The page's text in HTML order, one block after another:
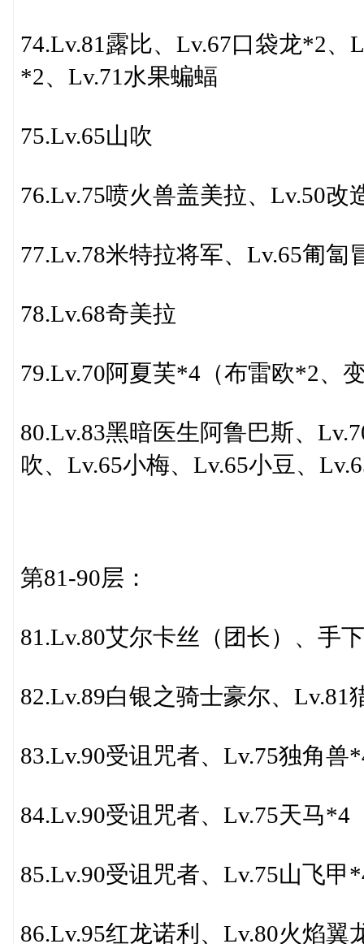
74.Lv.81露比、Lv.67口袋龙*2
*2、Lv.71水果蝙蝠
75.Lv.65山吹
76.Lv.75喷火兽盖美拉、Lv.50改
77.Lv.78米特拉将军、Lv.65匍匐
78.Lv.68奇美拉
79.Lv.70阿夏芙*4（布雷欧*2、
80.Lv.83黑暗医生阿鲁巴斯、
吹、Lv.65小梅、Lv.65小豆、
第81-90层：
81.Lv.80艾尔卡丝（团长）、手
82.Lv.89白银之骑士豪尔、
83.Lv.90受诅咒者、Lv.75独角兽
84.Lv.90受诅咒者、Lv.75天马*4
85.Lv.90受诅咒者、Lv.75山飞甲
86.Lv.95红龙诺利、Lv.80火焰翼